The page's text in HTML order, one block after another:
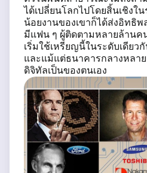
ได้เปลี่ยนโลกไปโดยสิ้นเชิงใ
น้อยงานของเขาก็ได้ส่งอิทธิ
มีแฟน ๆ ผู้ติดตามหลายล้านค
เริ่มใช้เหรียญนี้ในระดับเดียว
และแม้แต่ธนาคารกลางหลา
ดิจิทัลเป็นของตนเอง